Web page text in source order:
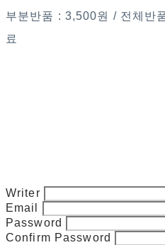
부분반품 : 3,500원 / 전체반
료
Writer
Email
Password
Confirm Password